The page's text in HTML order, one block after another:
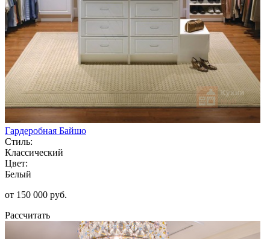
Гардеробная Байшо
Стиль:
Классический
Цвет:
Белый
от 150 000 руб.
Рассчитать